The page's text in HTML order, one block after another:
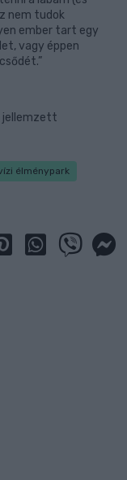
nem tudok
ember tart egy
vagy éppen
jellemzett
élménypark